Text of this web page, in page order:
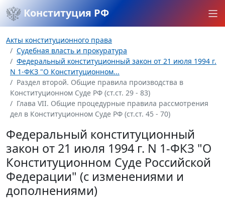
Конституция РФ
Акты конституционного права
Судебная власть и прокуратура
Федеральный конституционный закон от 21 июля 1994 г.
N 1-ФКЗ "О Конституционном...
Раздел второй. Общие правила производства в
Конституционном Суде РФ (ст.ст. 29 - 83)
Глава VII. Общие процедурные правила рассмотрения
дел в Конституционном Суде РФ (ст.ст. 45 - 70)
Федеральный конституционный
закон от 21 июля 1994 г. N 1-ФКЗ "О
Конституционном Суде Российской
Федерации" (с изменениями и
дополнениями)